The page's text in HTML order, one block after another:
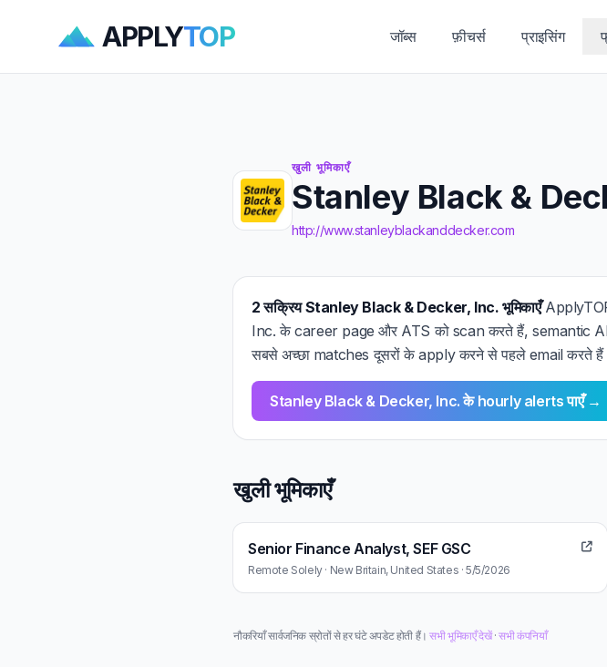
APPLYTOP जॉब्स फ़ीचर्स प्राइसिंग
खुली भूमिकाएँ
Stanley Black &
http://www.stanleyblackanddecker.com
2 सक्रिय Stanley Black & Decker, Inc. भूमिकाएँ
Inc. के career page और ATS को scan करते हैं, semantic
सबसे अच्छा matches दूसरों के apply करने से पहले email करते
Stanley Black & Decker, Inc. के hourly alerts पाएँ →
खुली भूमिकाएँ
Senior Finance Analyst, SEF GSC
Remote Solely · New Britain, United States · 5/5/2026
नौकरियाँ सार्वजनिक स्रोतों से हर घंटे अपडेट होती हैं।सभी भूमिकाएँ देखें·सभी कंपनियाँ